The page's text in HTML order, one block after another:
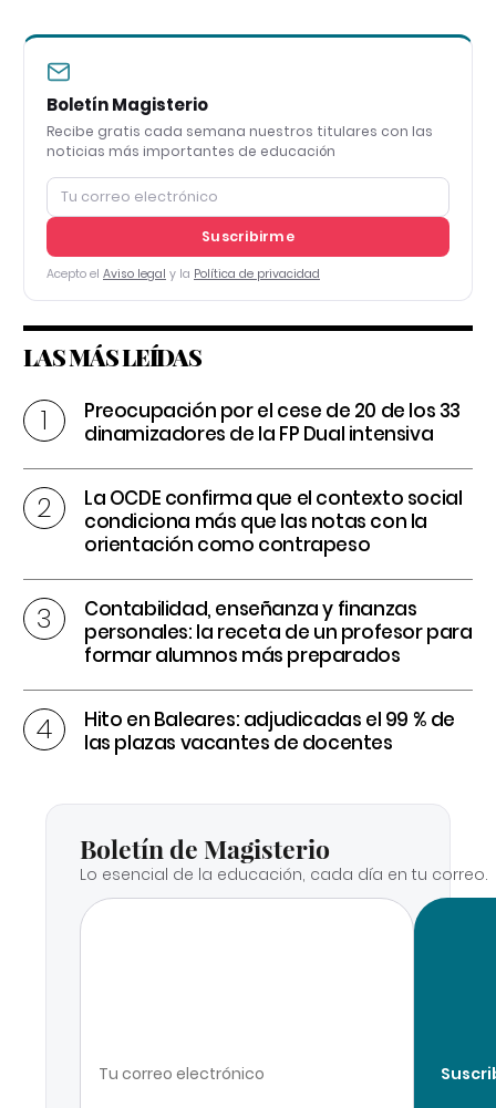
Boletín Magisterio
Recibe gratis cada semana nuestros titulares con las
noticias más importantes de educación
Suscribirme
Acepto el Aviso legal y la Política de privacidad
LAS MÁS LEÍDAS
Preocupación por el cese de 20 de los 33
dinamizadores de la FP Dual intensiva
La OCDE confirma que el contexto social
condiciona más que las notas con la
orientación como contrapeso
Contabilidad, enseñanza y finanzas
personales: la receta de un profesor para
formar alumnos más preparados
Hito en Baleares: adjudicadas el 99 % de
las plazas vacantes de docentes
Boletín de Magisterio
Lo esencial de la educación, cada día en tu correo.